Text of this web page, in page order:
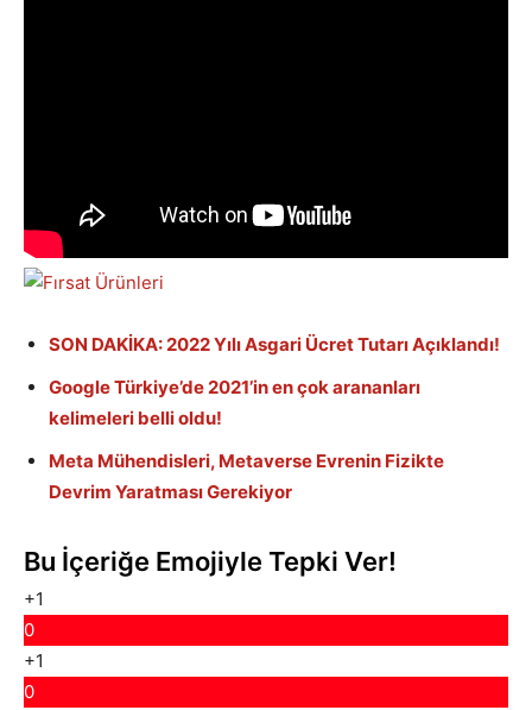
SON DAKİKA: 2022 Yılı Asgari Ücret Tutarı Açıklandı!
Google Türkiye’de 2021’in en çok arananları
kelimeleri belli oldu!
Meta Mühendisleri, Metaverse Evrenin Fizikte
Devrim Yaratması Gerekiyor
Bu İçeriğe Emojiyle Tepki Ver!
+1
0
+1
0